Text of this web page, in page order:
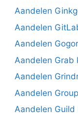
Aandelen
Aandelen
Aandelen
Aandelen Grab
Aandelen
Aandelen
Aandelen Guild